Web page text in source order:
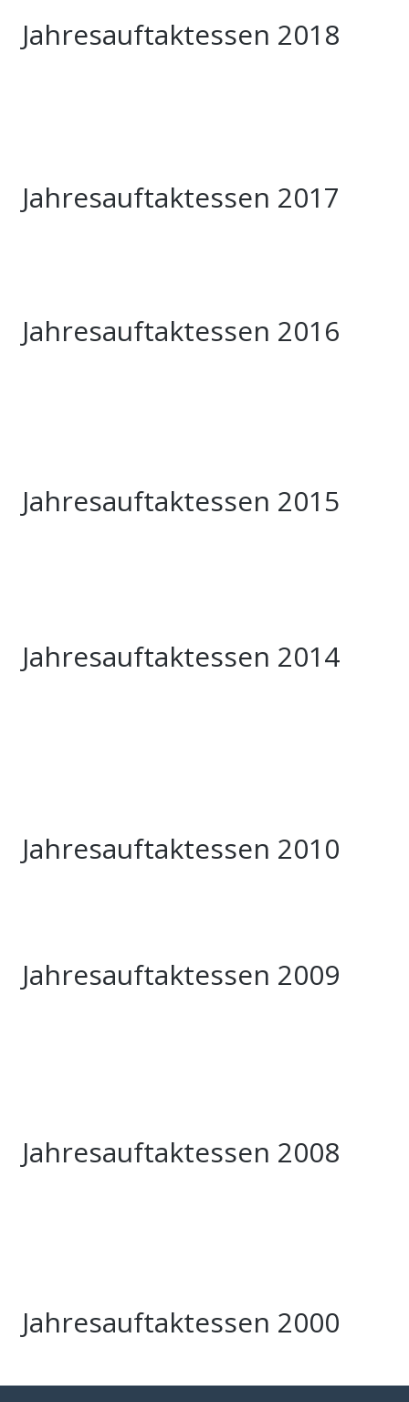
Jahresauftaktessen 2018
Jahresauftaktessen 2017
Jahresauftaktessen 2016
Jahresauftaktessen 2015
Jahresauftaktessen 2014
Jahresauftaktessen 2010
Jahresauftaktessen 2009
Jahresauftaktessen 2008
Jahresauftaktessen 2000